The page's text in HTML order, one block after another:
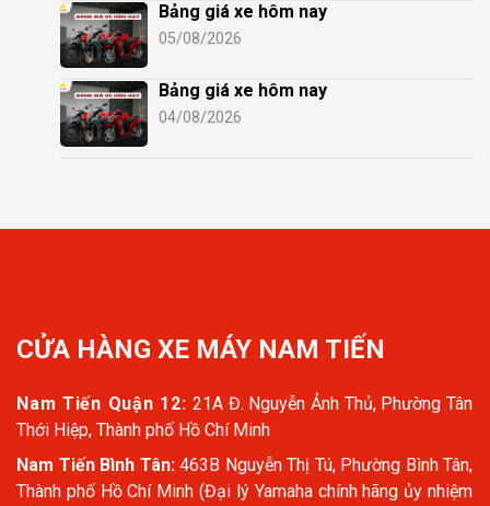
Bảng giá xe hôm nay
05/08/2026
Bảng giá xe hôm nay
04/08/2026
CỬA HÀNG XE MÁY NAM TIẾN
Nam Tiến Quận 12: 21A Đ. Nguyễn Ảnh Thủ, Phường Tân
Thới Hiệp, Thành phố Hồ Chí Minh
Nam Tiến Bình Tân:463B Nguyễn Thị Tú, Phường Bình Tân,
Thành phố Hồ Chí Minh (Đại lý Yamaha chính hãng ủy nhiệm